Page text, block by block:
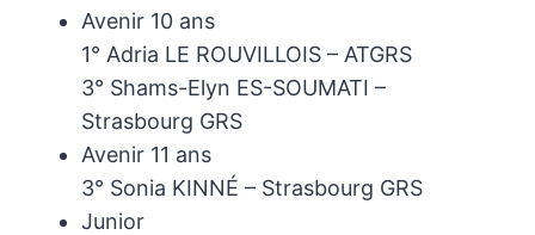
Avenir 10 ans
1° Adria LE ROUVILLOIS – ATGRS
3° Shams-Elyn ES-SOUMATI –
Strasbourg GRS
Avenir 11 ans
3° Sonia KINNÉ – Strasbourg GRS
Junior